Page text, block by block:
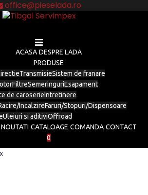
office@pieselada.ro
ACASA DESPRE LADA
PRODUSE
TransmisieSistem de franare
FiltreSemeringuriEsapament
de caroserieIntretinere
IncalzireFaruri/Stopuri/Dispensoare
Uleiuri si aditiviOffroad
CATALOAGE COMANDA CONTACT
0